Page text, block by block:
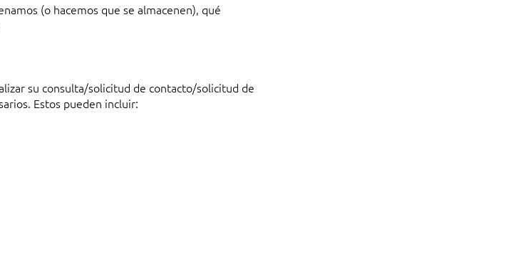
(o hacemos que se almacenen), qué
su consulta/solicitud de contacto/solicitud de
Estos pueden incluir: